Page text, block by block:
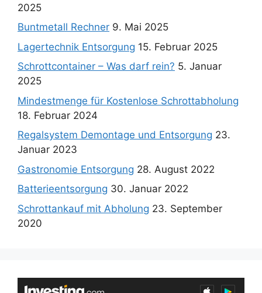
2025
Buntmetall Rechner 9. Mai 2025
Lagertechnik Entsorgung 15. Februar 2025
Schrottcontainer – Was darf rein? 5. Januar
2025
Mindestmenge für Kostenlose Schrottabholung
18. Februar 2024
Regalsystem Demontage und Entsorgung 23.
Januar 2023
Gastronomie Entsorgung 28. August 2022
Batterieentsorgung 30. Januar 2022
Schrottankauf mit Abholung 23. September
2020